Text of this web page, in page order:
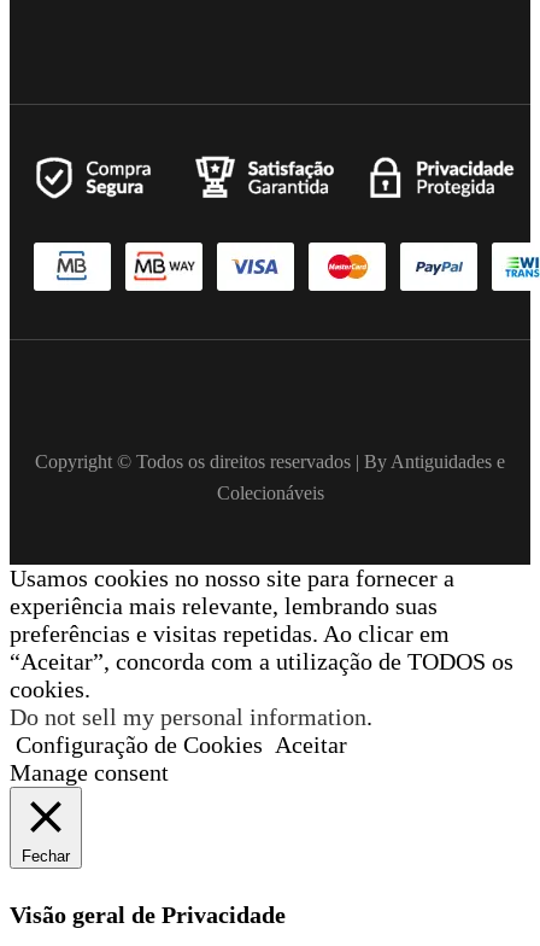
Copyright © Todos os direitos reservados | By Antiguidades e
Colecionáveis
Usamos cookies no nosso site para fornecer a
experiência mais relevante, lembrando suas
preferências e visitas repetidas. Ao clicar em
“Aceitar”, concorda com a utilização de TODOS os
cookies.
Do not sell my personal information.
Configuração de Cookies Aceitar
Manage consent
Fechar
Visão geral de Privacidade